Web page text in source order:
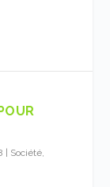
Société,